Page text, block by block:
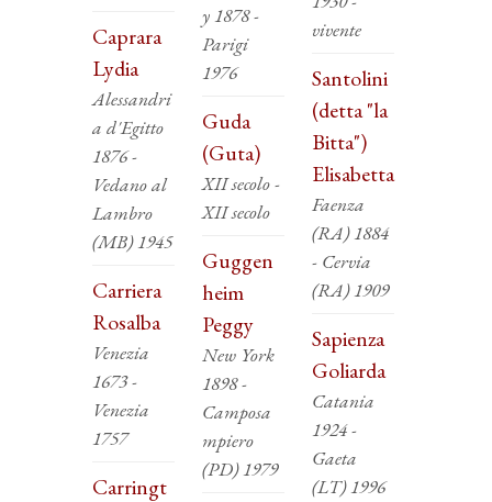
Caprara
Lydia
Alessandri
a d'Egitto
1876 -
Vedano al
Lambro
(MB) 1945
Carriera
Rosalba
Venezia
1673 -
Venezia
1757
Carringt
y 1878 -
Parigi
1976
Guda
(Guta)
XII secolo -
XII secolo
Guggen
heim
Peggy
New York
1898 -
Camposa
mpiero
(PD) 1979
vivente
Santolini
(detta "la
Bitta")
Elisabetta
Faenza
(RA) 1884
- Cervia
(RA) 1909
Sapienza
Goliarda
Catania
1924 -
Gaeta
(LT) 1996